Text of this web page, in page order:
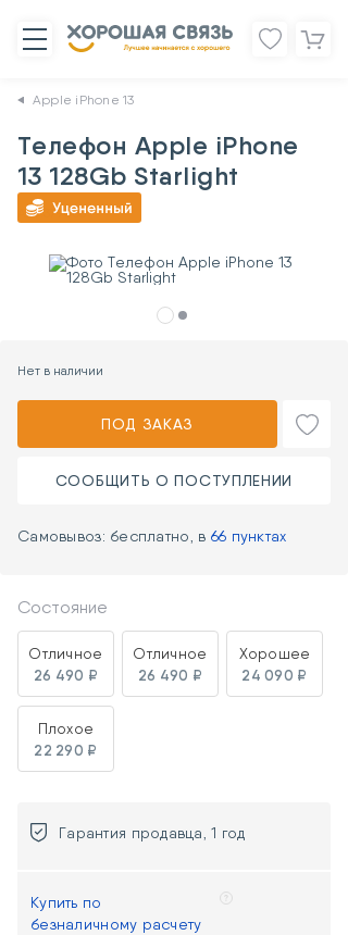
Apple iPhone 13
Телефон Apple iPhone
13 128Gb Starlight
АРТ.379086
Нет в наличии
ПОД ЗАКАЗ
СООБЩИТЬ О ПОСТУПЛЕНИИ
Самовывоз: бесплатно, в 66 пунктах
Состояние
Отличное
26 490 ₽
Отличное
26 490 ₽
Хорошее
24 090 ₽
Плохое
22 290 ₽
Гарантия продавца, 1 год
Купить по
безналичному расчету